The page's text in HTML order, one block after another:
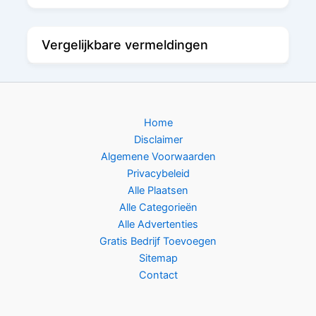
Vergelijkbare vermeldingen
Home
Disclaimer
Algemene Voorwaarden
Privacybeleid
Alle Plaatsen
Alle Categorieën
Alle Advertenties
Gratis Bedrijf Toevoegen
Sitemap
Contact